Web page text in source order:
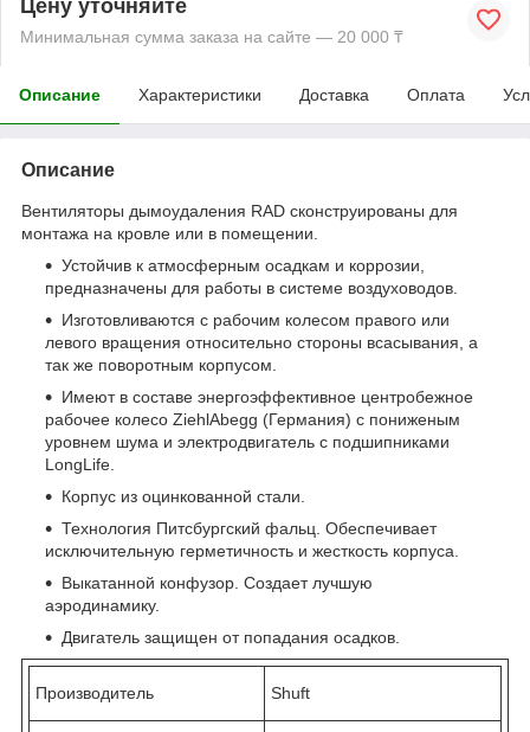
Цену уточняйте
Минимальная сумма заказа на сайте — 20 000 ₸
Описание Характеристики Доставка Оплата
Описание
Вентиляторы дымоудаления RAD сконструированы для
монтажа на кровле или в помещении.
Устойчив к атмосферным осадкам и коррозии,
предназначены для работы в системе воздуховодов.
Изготовливаются с рабочим колесом правого или
левого вращения относительно стороны всасывания, а
так же поворотным корпусом.
Имеют в составе энергоэффективное центробежное
рабочее колесо ZiehlAbegg (Германия) с пониженым
уровнем шума и электродвигатель с подшипниками
LongLife.
Корпус из оцинкованной стали.
Технология Питсбургский фальц. Обеспечивает
исключительную герметичность и жесткость корпуса.
Выкатанной конфузор. Создает лучшую
аэродинамику.
Двигатель защищен от попадания осадков.
Производитель Shuft